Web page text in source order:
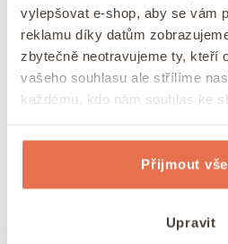
vylepšovat e-shop, aby se vám
reklamu díky datům
zbytečně neotravujeme ty, kteří
vašeho souhlasu ale střílíme
každému, kdo nám souhlas ke
Přijmout
Upravit